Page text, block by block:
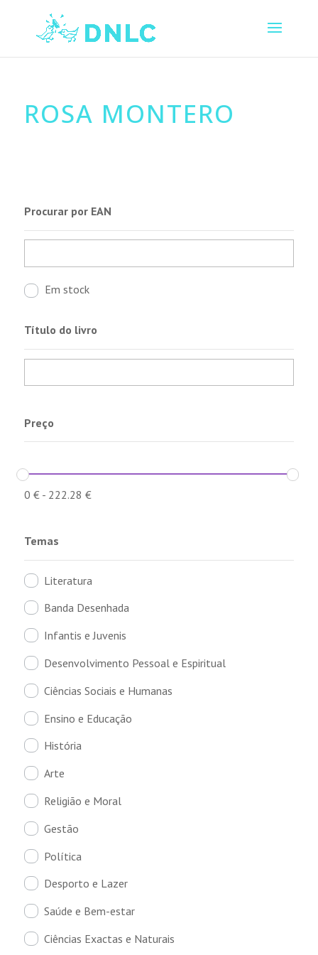
ROSA MONTERO
Procurar por EAN
Em stock
Título do livro
Preço
0 €- 222.28 €
Temas
Literatura
Banda Desenhada
Infantis e Juvenis
Desenvolvimento Pessoal e Espiritual
Ciências Sociais e Humanas
Ensino e Educação
História
Arte
Religião e Moral
Gestão
Política
Desporto e Lazer
Saúde e Bem-estar
Ciências Exactas e Naturais